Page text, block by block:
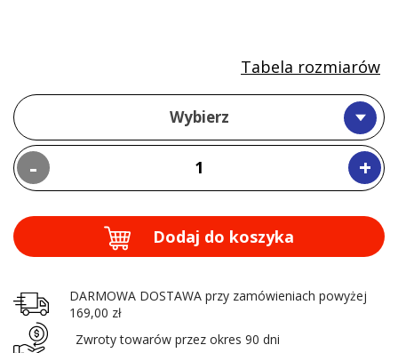
Wybierz
- +
Tabela rozmiarów
Dodaj do koszyka
DARMOWA DOSTAWA przy zamówieniach powyżej
169,00 zł
Zwroty towarów przez okres 90 dni